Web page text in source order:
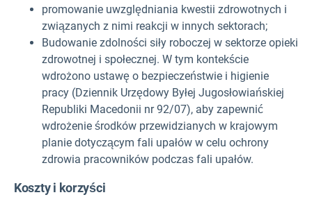
promowanie uwzględniania kwestii zdrowotnych i
związanych z nimi reakcji w innych sektorach;
Budowanie zdolności siły roboczej w sektorze opieki
zdrowotnej i społecznej. W tym kontekście
wdrożono ustawę o bezpieczeństwie i higienie
pracy (Dziennik Urzędowy Byłej Jugosłowiańskiej
Republiki Macedonii nr 92/07), aby zapewnić
wdrożenie środków przewidzianych w krajowym
planie dotyczącym fali upałów w celu ochrony
zdrowia pracowników podczas fali upałów.
Koszty i korzyści